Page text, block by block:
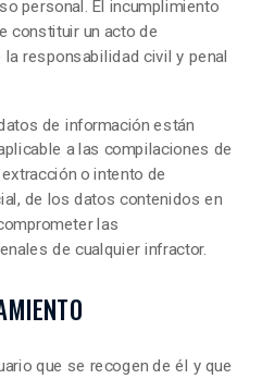
personal. El incumplimiento
constituir un acto de
responsabilidad civil y penal
de información están
a las compilaciones de
o intento de
de los datos contenidos en
las
de cualquier infractor.
que se recogen de él y que